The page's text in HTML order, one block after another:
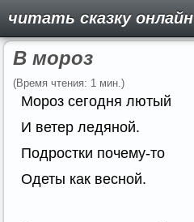
читать сказку онлайн
В мороз
(Время чтения: 1 мин.)
Мороз сегодня лютый
И ветер ледяной.
Подростки почему-то
Одеты как весной.